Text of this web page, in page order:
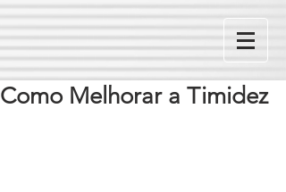
Como Melhorar a Timidez